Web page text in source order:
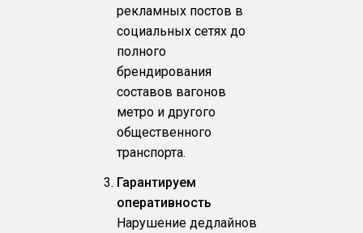
рекламных постов в
социальных сетях до
полного
брендирования
составов вагонов
метро и другого
общественного
транспорта.
Гарантируем
оперативность
Нарушение дедлайнов